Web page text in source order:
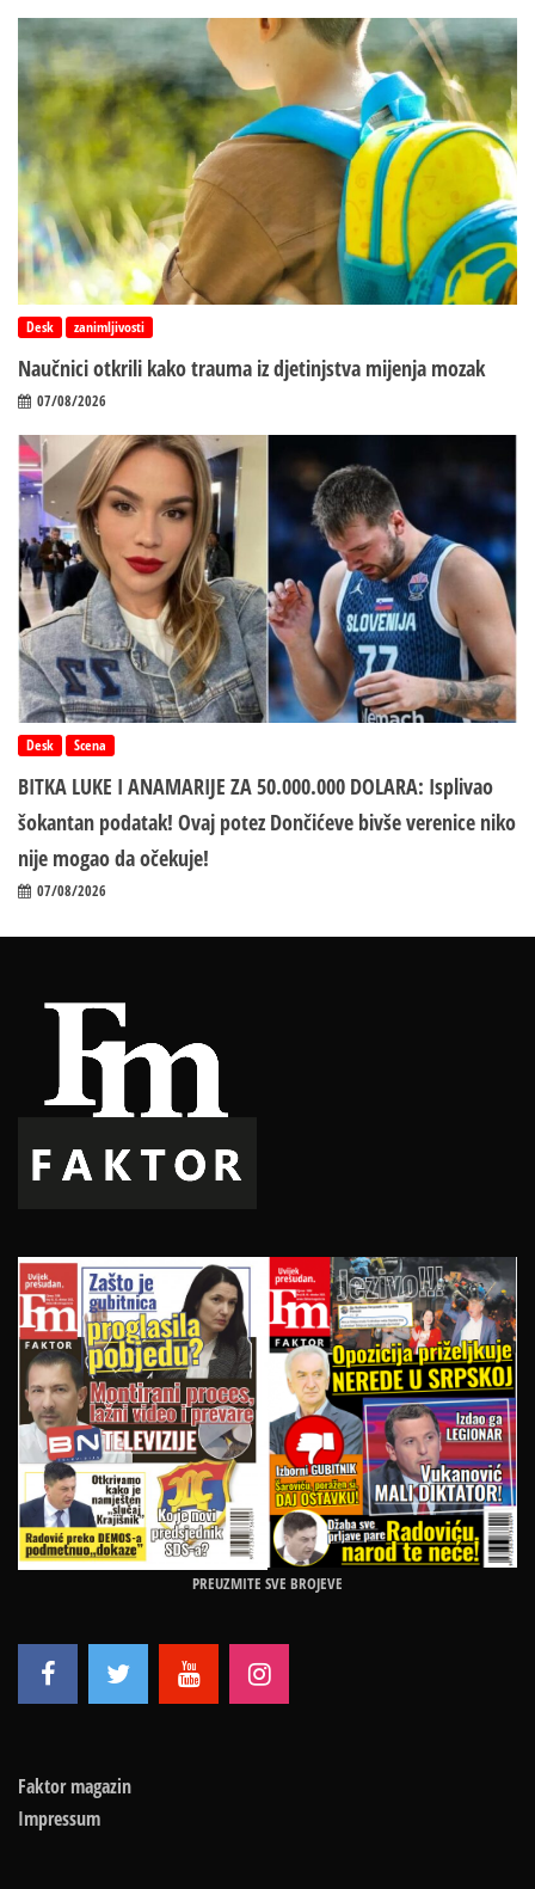
Desk zanimljivosti
Naučnici otkrili kako trauma iz d‌jetinjstva mijenja mozak
07/08/2026
Desk Scena
BITKA LUKE I ANAMARIJE ZA 50.000.000 DOLARA: Isplivao
šokantan podatak! Ovaj potez Dončićeve bivše verenice niko
nije mogao da očekuje!
07/08/2026
PREUZMITE SVE BROJEVE
Faktor magazin
Impressum